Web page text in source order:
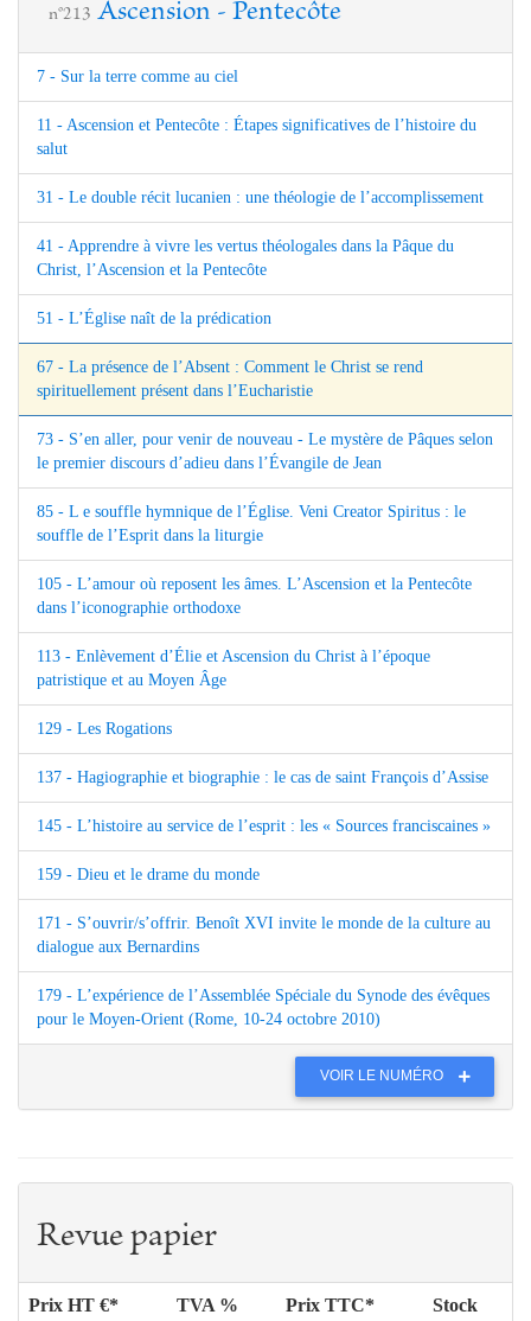
n°213 Ascension - Pentecôte
7 - Sur la terre comme au ciel
11 - Ascension et Pentecôte : Étapes significatives de l’histoire du
salut
31 - Le double récit lucanien : une théologie de l’accomplissement
41 - Apprendre à vivre les vertus théologales dans la Pâque du
Christ, l’Ascension et la Pentecôte
51 - L’Église naît de la prédication
67 - La présence de l’Absent : Comment le Christ se rend
spirituellement présent dans l’Eucharistie
73 - S’en aller, pour venir de nouveau - Le mystère de Pâques selon
le premier discours d’adieu dans l’Évangile de Jean
85 - L e souffle hymnique de l’Église. Veni Creator Spiritus : le
souffle de l’Esprit dans la liturgie
105 - L’amour où reposent les âmes. L’Ascension et la Pentecôte
dans l’iconographie orthodoxe
113 - Enlèvement d’Élie et Ascension du Christ à l’époque
patristique et au Moyen Âge
129 - Les Rogations
137 - Hagiographie et biographie : le cas de saint François d’Assise
145 - L’histoire au service de l’esprit : les « Sources franciscaines »
159 - Dieu et le drame du monde
171 - S’ouvrir/s’offrir. Benoît XVI invite le monde de la culture au
dialogue aux Bernardins
179 - L’expérience de l’Assemblée Spéciale du Synode des évêques
pour le Moyen-Orient (Rome, 10-24 octobre 2010)
VOIR LE NUMÉRO
Revue papier
Prix HT €* TVA % Prix TTC* Stock